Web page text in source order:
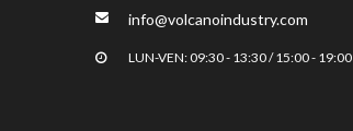
info@volcanoindustry.com
LUN-VEN: 09:30 - 13:30 / 15:00 - 19:00